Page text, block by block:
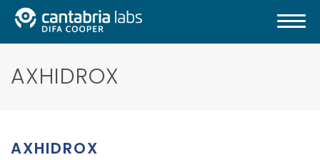
AXHIDROX
AXHIDROX